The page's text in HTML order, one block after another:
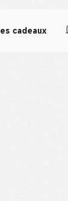
cadeaux